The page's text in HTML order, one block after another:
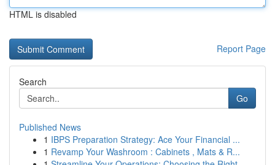
HTML is disabled
Report Page
Search
Go
Published News
1 IBPS Preparation Strategy: Ace Your Financial ...
1 Revamp Your Washroom : Cabinets , Mats & R...